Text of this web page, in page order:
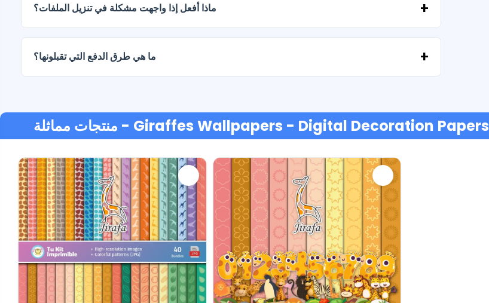
ماذا أفعل إذا واجهت مشكلة في تنزيل الملفات؟
ما هي طرق الدفع التي تقبلونها؟
- Giraffes Wallpapers - Digital Decoration Papers